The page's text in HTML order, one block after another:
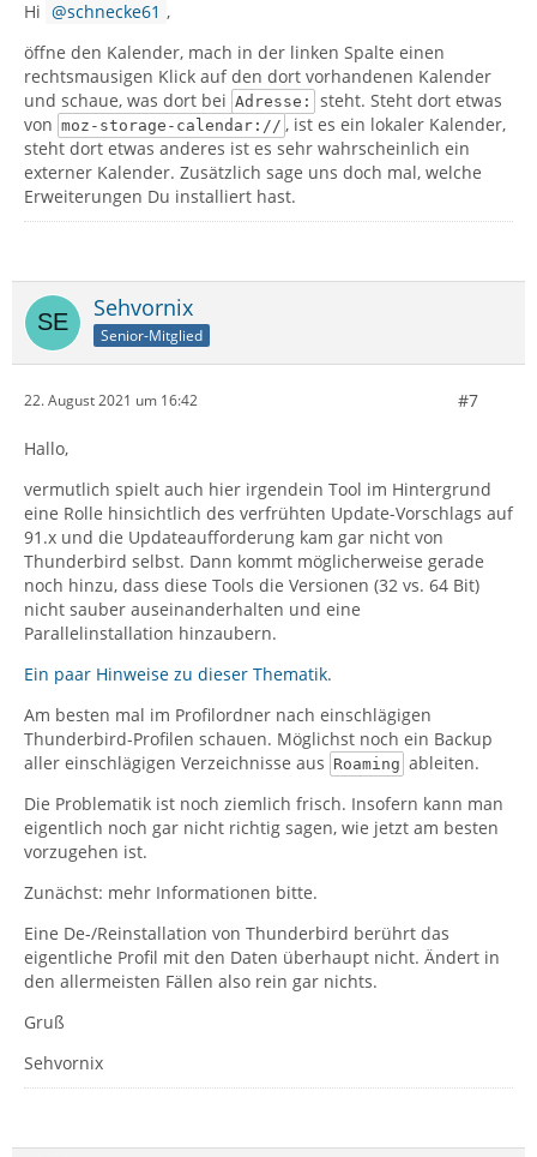
Hi schnecke61 ,
öffne den Kalender, mach in der linken Spalte einen
rechtsmausigen Klick auf den dort vorhandenen Kalender
und schaue, was dort bei Adresse:
steht. Steht dort etwas
von moz-storage-calendar:// , ist es ein lokaler Kalender,
steht dort etwas anderes ist es sehr wahrscheinlich ein
externer Kalender. Zusätzlich sage uns doch mal, welche
Erweiterungen Du installiert hast.
Sehvornix
Senior-Mitglied
22. August 2021 um 16:42 #7
Hallo,
vermutlich spielt auch hier irgendein Tool im Hintergrund
eine Rolle hinsichtlich des verfrühten Update-Vorschlags auf
91.x und die Updateaufforderung kam gar nicht von
Thunderbird selbst. Dann kommt möglicherweise gerade
noch hinzu, dass diese Tools die Versionen (32 vs. 64 Bit)
nicht sauber auseinanderhalten und eine
Parallelinstallation hinzaubern.
Ein paar Hinweise zu dieser Thematik.
Am besten mal im Profilordner nach einschlägigen
Thunderbird-Profilen schauen. Möglichst noch ein Backup
aller einschlägigen Verzeichnisse aus Roaming ableiten.
Die Problematik ist noch ziemlich frisch. Insofern kann man
eigentlich noch gar nicht richtig sagen, wie jetzt am besten
vorzugehen ist.
Zunächst: mehr Informationen bitte.
Eine De-/Reinstallation von Thunderbird berührt das
eigentliche Profil mit den Daten überhaupt nicht. Ändert in
den allermeisten Fällen also rein gar nichts.
Gruß
Sehvornix